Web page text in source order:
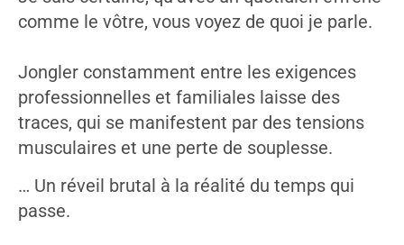
comme le vôtre, vous voyez de quoi je parle.
Jongler constamment entre les exigences
professionnelles et familiales laisse des
traces, qui se manifestent par des tensions
musculaires et une perte de souplesse.
… Un réveil brutal à la réalité du temps qui
passe.